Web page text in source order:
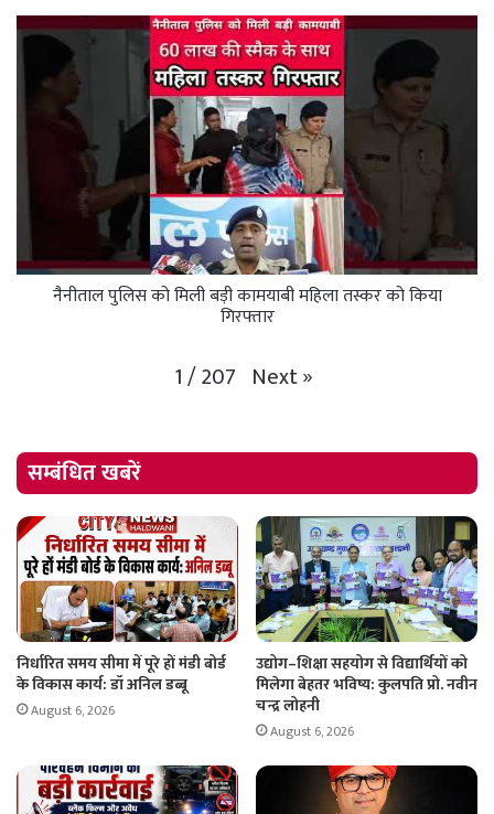
नैनीताल पुलिस को मिली बड़ी कामयाबी महिला तस्कर को किया
गिरफ्तार
1/207 Next»
सम्बंधित खबरें
निर्धारित समय सीमा में पूरे हों मंडी बोर्ड
के विकास कार्य: डॉ अनिल डब्बू
August 6, 2026
उद्योग–शिक्षा सहयोग से विद्यार्थियों को
मिलेगा बेहतर भविष्य: कुलपति प्रो. नवीन
चन्द्र लोहनी
August 6, 2026